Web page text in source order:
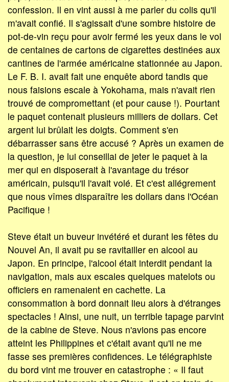
confession. Il en vint aussi à me parler du colis qu'il
m'avait confié. Il s'agissait d'une sombre histoire de
pot-de-vin reçu pour avoir fermé les yeux dans le vol
de centaines de cartons de cigarettes destinées aux
cantines de l'armée américaine stationnée au Japon.
Le F. B. I. avait fait une enquête abord tandis que
nous faisions escale à Yokohama, mais n'avait rien
trouvé de compromettant (et pour cause !). Pourtant
le paquet contenait plusieurs milliers de dollars. Cet
argent lui brûlait les doigts. Comment s'en
débarrasser sans être accusé ? Après un examen de
la question, je lui conseillai de jeter le paquet à la
mer qui en disposerait à l'avantage du trésor
américain, puisqu'il l'avait volé. Et c'est allégrement
que nous vîmes disparaître les dollars dans l'Océan
Pacifique !
Steve était un buveur invétéré et durant les fêtes du
Nouvel An, il avait pu se ravitailler en alcool au
Japon. En principe, l'alcool était interdit pendant la
navigation, mais aux escales quelques matelots ou
officiers en ramenaient en cachette. La
consommation à bord donnait lieu alors à d'étranges
spectacles ! Ainsi, une nuit, un terrible tapage parvint
de la cabine de Steve. Nous n'avions pas encore
atteint les Philippines et c'était avant qu'il ne me
fasse ses premières confidences. Le télégraphiste
du bord vint me trouver en catastrophe : « Il faut